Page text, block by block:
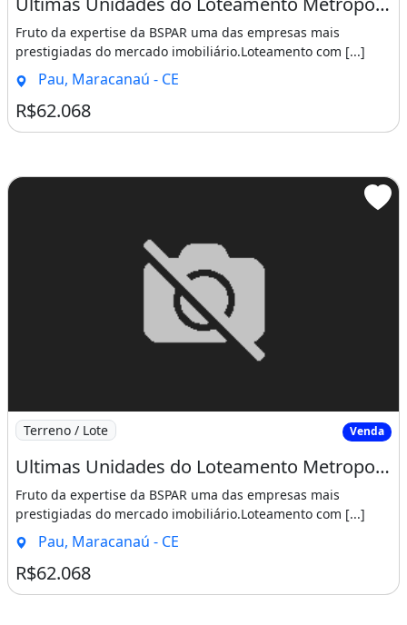
Fruto da expertise da BSPAR uma das empresas mais
prestigiadas do mercado imobiliário.Loteamento com [...]
Pau, Maracanaú - CE
R$62.068
Imagem: Ultimas Unidades do Loteamento Metropole
Terreno / Lote Venda
Ultimas Unidades do Loteamento Metropole Maracanau Sucesso de Vendas!!!!. Sem Demora
Fruto da expertise da BSPAR uma das empresas mais
prestigiadas do mercado imobiliário.Loteamento com [...]
Pau, Maracanaú - CE
R$62.068